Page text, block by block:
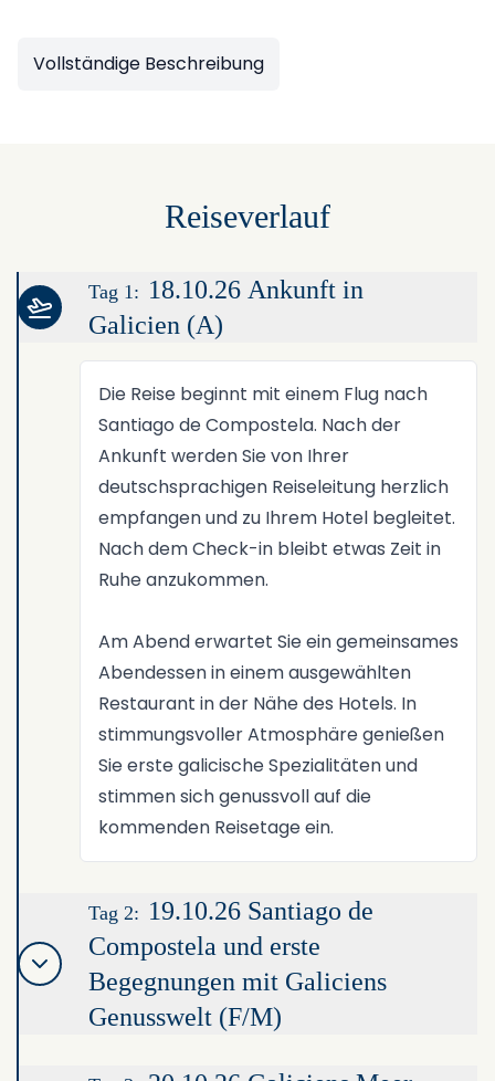
Vollständige Beschreibung
Reiseverlauf
Tag 1: 18.10.26 Ankunft in
Galicien (A)
Die Reise beginnt mit einem Flug nach
Santiago de Compostela. Nach der
Ankunft werden Sie von Ihrer
deutschsprachigen Reiseleitung herzlich
empfangen und zu Ihrem Hotel begleitet.
Nach dem Check-in bleibt etwas Zeit in
Ruhe anzukommen.
Am Abend erwartet Sie ein gemeinsames
Abendessen in einem ausgewählten
Restaurant in der Nähe des Hotels. In
stimmungsvoller Atmosphäre genießen
Sie erste galicische Spezialitäten und
stimmen sich genussvoll auf die
kommenden Reisetage ein.
Tag 2: 19.10.26 Santiago de
Compostela und erste
Begegnungen mit Galiciens
Genusswelt (F/M)